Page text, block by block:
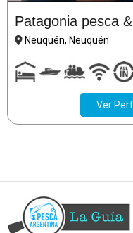
Patagonia pesca
Neuquén, Neuquén
Ver